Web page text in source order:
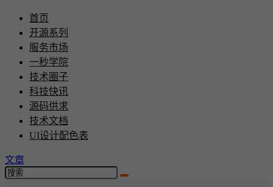
首页
开源系列
服务市场
一秒学院
技术圈子
科技快讯
源码供求
技术文档
UI设计配色表
文章